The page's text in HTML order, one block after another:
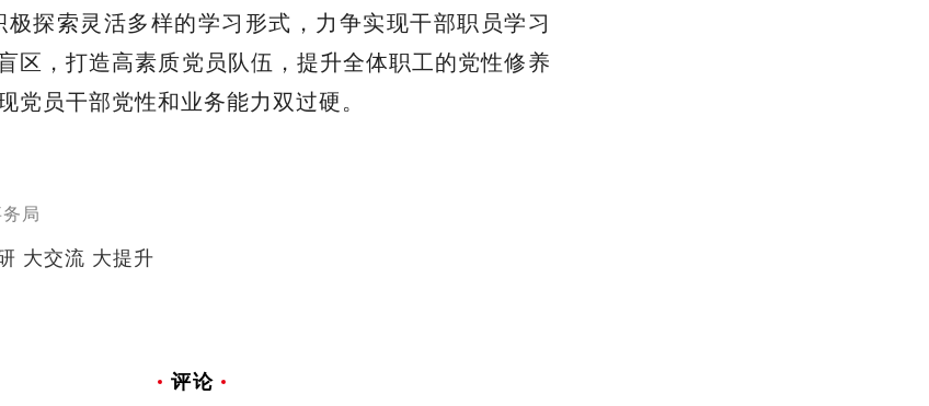
极探索灵活多样的学习形式，力争实现干部职员学习
区，打造高素质党员队伍，提升全体职工的党性修养
党员干部党性和业务能力双过硬。
局
大交流 大提升
评论